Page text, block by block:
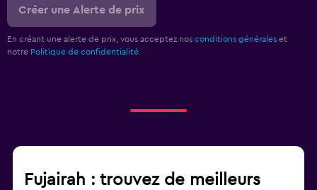
Créer une Alerte de prix
En créant une alerte de prix, vous acceptez nos conditions générales et
notre Politique de confidentialité.
Fujairah : trouvez de meilleurs